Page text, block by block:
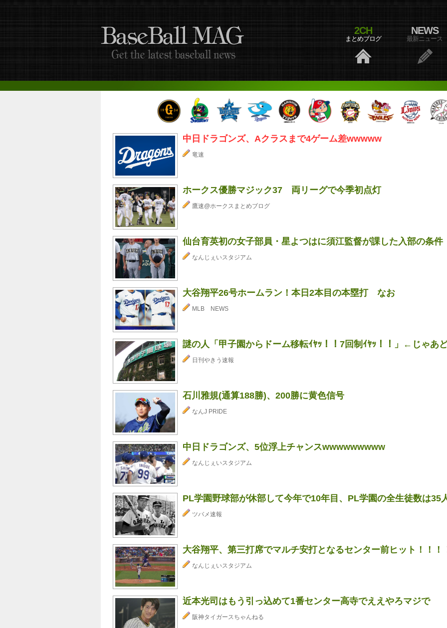
2CH
まとめブログ
NEWS
最新ニュース
中日ドラゴンズ、Aクラスまで4ゲーム差wwwww
竜速
ホークス優勝マジック37 両リーグで今季初点灯
鷹速@ホークスまとめブログ
仙台育英初の女子部員・星よつはに須江監督が課した入部の条件
なんじぇいスタジアム
大谷翔平26号ホームラン！本日2本目の本塁打 なお
MLB NEWS
謎の人「甲子園からドーム移転ｲﾔｯ！！7回制ｲﾔｯ！！」←じゃあ
日刊やきう速報
石川雅規(通算188勝)、200勝に黄色信号
なんJ PRIDE
中日ドラゴンズ、5位浮上チャンスwwwwwwwww
なんじぇいスタジアム
PL学園野球部が休部して今年で10年目、PL学園の全生徒数は35
ツバメ速報
大谷翔平、第三打席でマルチ安打となるセンター前ヒット！！！
なんじぇいスタジアム
近本光司はもう引っ込めて1番センター高寺でええやろマジで
阪神タイガースちゃんねる